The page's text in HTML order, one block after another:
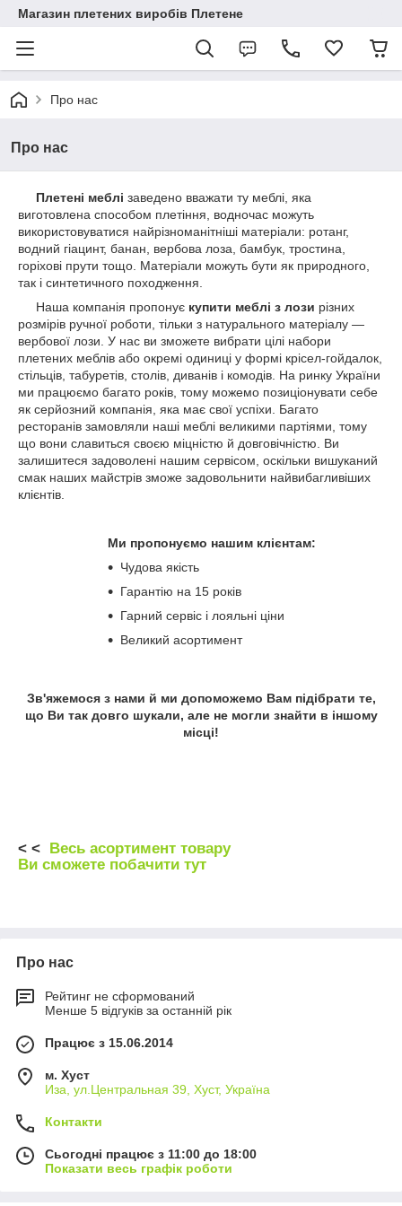
Магазин плетених виробів Плетене
Про нас
Про нас
Плетені меблі заведено вважати ту меблі, яка
виготовлена способом плетіння, водночас можуть
використовуватися найрізноманітніші матеріали: ротанг,
водний гіацинт, банан, вербова лоза, бамбук, тростина,
горіхові прути тощо. Матеріали можуть бути як природного,
так і синтетичного походження.
Наша компанія пропонує купити меблі з лози різних
розмірів ручної роботи, тільки з натурального матеріалу —
вербової лози. У нас ви зможете вибрати цілі набори
плетених меблів або окремі одиниці у формі крісел-гойдалок,
стільців, табуретів, столів, диванів і комодів. На ринку України
ми працюємо багато років, тому можемо позиціонувати себе
як серйозний компанія, яка має свої успіхи. Багато
ресторанів замовляли наші меблі великими партіями, тому
що вони славиться своєю міцністю й довговічністю. Ви
залишитеся задоволені нашим сервісом, оскільки вишуканий
смак наших майстрів зможе задовольнити найвибагливіших
клієнтів.
Ми пропонуємо нашим клієнтам:
Чудова якість
Гарантію на 15 років
Гарний сервіс і лояльні ціни
Великий асортимент
Зв'яжемося з нами й ми допоможемо Вам підібрати те,
що Ви так довго шукали, але не могли знайти в іншому
місці!
< < Весь асортимент товару
Ви сможете побачити тут
Про нас
Рейтинг не сформований
Менше 5 відгуків за останній рік
Працює з 15.06.2014
м. Хуст
Иза, ул.Центральная 39, Хуст, Україна
Контакти
Сьогодні працює з 11:00 до 18:00
Показати весь графік роботи